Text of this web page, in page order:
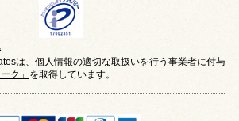
は、個人情報の適切な取扱いを行う事業者に付与
ク」 を取得しています。